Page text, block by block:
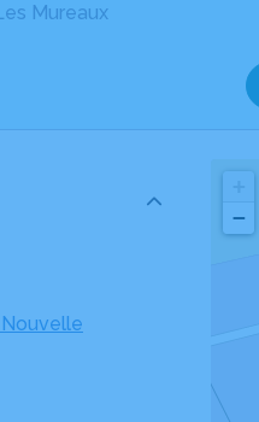
Mureaux
Nouvelle
−